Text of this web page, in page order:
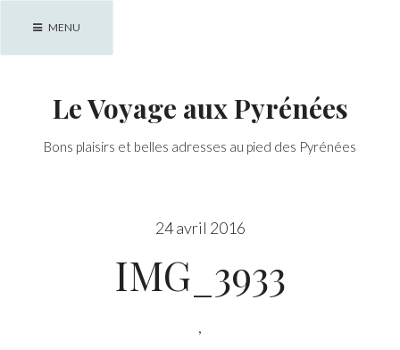
MENU
Le Voyage aux Pyrénées
Bons plaisirs et belles adresses au pied des Pyrénées
24 avril 2016
IMG_3933
,